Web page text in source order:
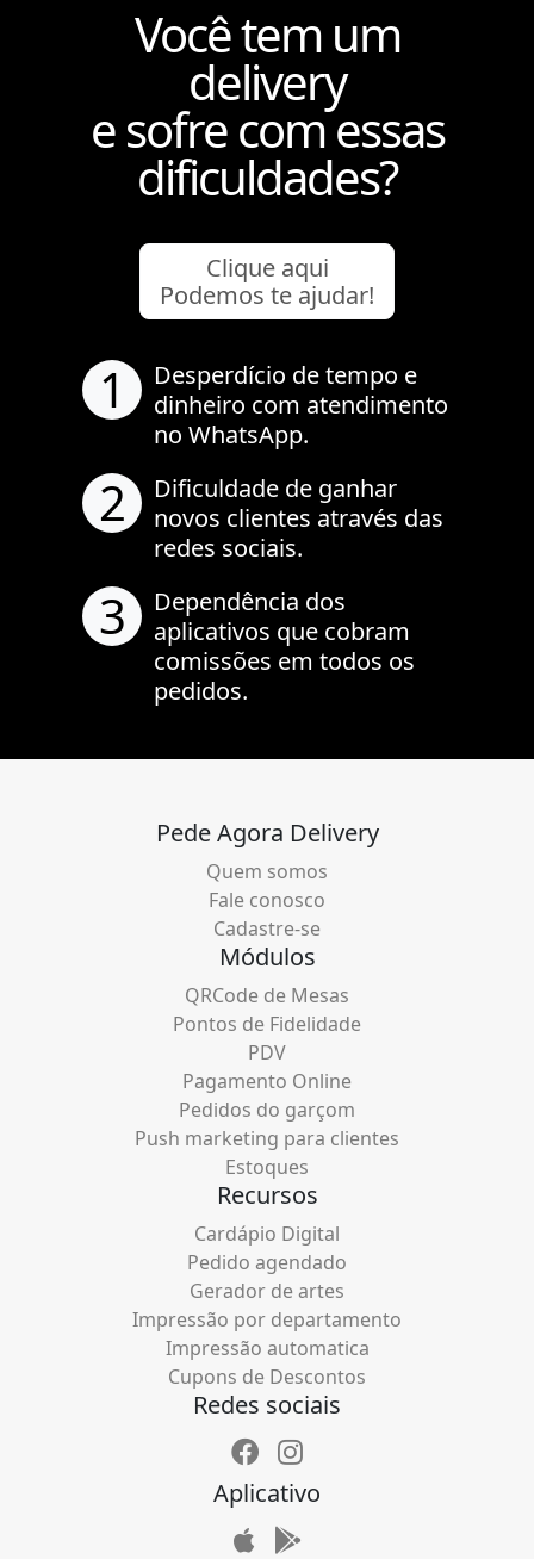
Você tem um
delivery
e sofre com essas
dificuldades?
Clique aqui
Podemos te ajudar!
1
Desperdício de tempo e
dinheiro com atendimento
no WhatsApp.
2
Dificuldade de ganhar
novos clientes através das
redes sociais.
3
Dependência dos
aplicativos que cobram
comissões em todos os
pedidos.
Pede Agora Delivery
Quem somos
Fale conosco
Cadastre-se
Módulos
QRCode de Mesas
Pontos de Fidelidade
PDV
Pagamento Online
Pedidos do garçom
Push marketing para clientes
Estoques
Recursos
Cardápio Digital
Pedido agendado
Gerador de artes
Impressão por departamento
Impressão automatica
Cupons de Descontos
Redes sociais
Aplicativo